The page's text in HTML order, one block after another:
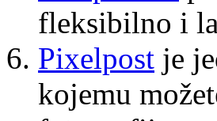
fleksibilno i
Pixelpost je
kojemu